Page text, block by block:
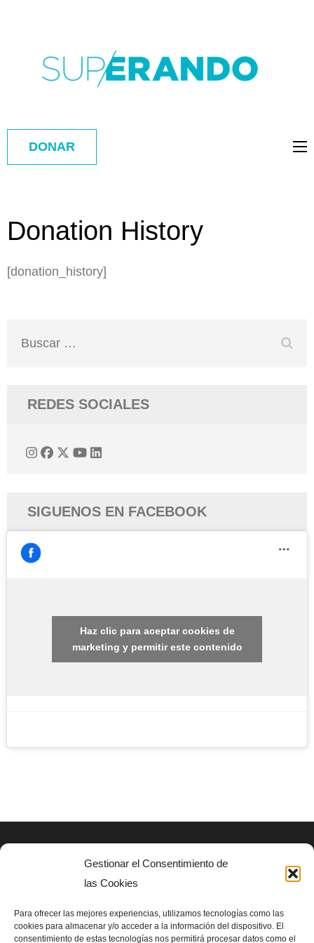
Gestionar el Consentimiento de
las Cookies
Para ofrecer las mejores experiencias, utilizamos tecnologías como las
cookies para almacenar y/o acceder a la información del dispositivo. El
consentimiento de estas tecnologías nos permitirá procesar datos como el
DONAR
Donation History
[donation_history]
REDES SOCIALES
SIGUENOS EN FACEBOOK
Haz clic para aceptar cookies de
marketing y permitir este contenido
AVISO LEGAL